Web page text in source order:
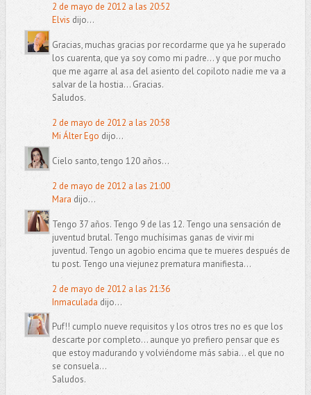
2 de mayo de 2012 a las 20:52
Elvis dijo...
Gracias, muchas gracias por recordarme que ya he superado
los cuarenta, que ya soy como mi padre... y que por mucho
que me agarre al asa del asiento del copiloto nadie me va a
salvar de la hostia... Gracias.
Saludos.
2 de mayo de 2012 a las 20:58
Mi Álter Ego dijo...
Cielo santo, tengo 120 años...
2 de mayo de 2012 a las 21:00
Mara dijo...
Tengo 37 años. Tengo 9 de las 12. Tengo una sensación de
juventud brutal. Tengo muchísimas ganas de vivir mi
juventud. Tengo un agobio encima que te mueres después de
tu post. Tengo una viejunez prematura manifiesta...
2 de mayo de 2012 a las 21:36
Inmaculada dijo...
Puf!! cumplo nueve requisitos y los otros tres no es que los
descarte por completo... aunque yo prefiero pensar que es
que estoy madurando y volviéndome más sabia... el que no
se consuela...
Saludos.